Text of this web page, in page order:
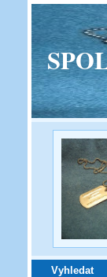
Vyhledat